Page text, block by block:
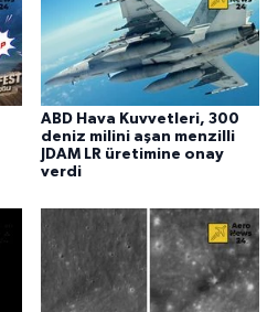
ABD Hava Kuvvetleri, 300
deniz milini aşan menzilli
JDAM LR üretimine onay
verdi